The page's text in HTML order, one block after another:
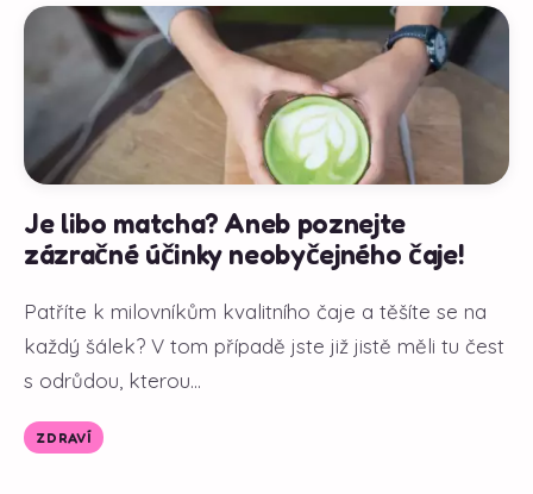
Je libo matcha? Aneb poznejte
zázračné účinky neobyčejného čaje!
Patříte k milovníkům kvalitního čaje a těšíte se na
každý šálek? V tom případě jste již jistě měli tu čest
s odrůdou, kterou...
ZDRAVÍ